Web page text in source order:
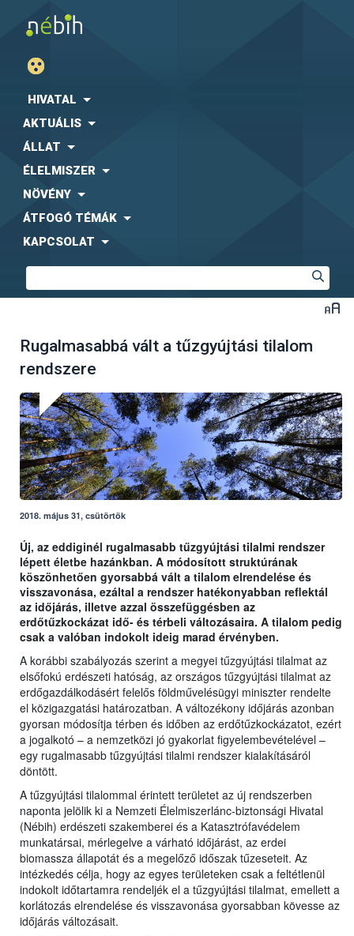
HIVATAL
AKTUÁLIS
ÁLLAT
ÉLELMISZER
NÖVÉNY
ÁTFOGÓ TÉMÁK
KAPCSOLAT
Rugalmasabbá vált a tűzgyújtási tilalom
rendszere
2018. május 31, csütörtök
Új, az eddiginél rugalmasabb tűzgyújtási tilalmi rendszer
lépett életbe hazánkban. A módosított struktúrának
köszönhetően gyorsabbá vált a tilalom elrendelése és
visszavonása, ezáltal a rendszer hatékonyabban reflektál
az időjárás, illetve azzal összefüggésben az
erdőtűzkockázat idő- és térbeli változásaira. A tilalom pedig
csak a valóban indokolt ideig marad érvényben.
A korábbi szabályozás szerint a megyei tűzgyújtási tilalmat az
elsőfokú erdészeti hatóság, az országos tűzgyújtási tilalmat az
erdőgazdálkodásért felelős földművelésügyi miniszter rendelte
el közigazgatási határozatban. A változékony időjárás azonban
gyorsan módosítja térben és időben az erdőtűzkockázatot, ezért
a jogalkotó – a nemzetközi jó gyakorlat figyelembevételével –
egy rugalmasabb tűzgyújtási tilalmi rendszer kialakításáról
döntött.
A tűzgyújtási tilalommal érintett területet az új rendszerben
naponta jelölik ki a Nemzeti Élelmiszerlánc-biztonsági Hivatal
(Nébih) erdészeti szakemberei és a Katasztrófavédelem
munkatársai, mérlegelve a várható időjárást, az erdei
biomassza állapotát és a megelőző időszak tűzeseteit. Az
intézkedés célja, hogy az egyes területeken csak a feltétlenül
indokolt időtartamra rendeljék el a tűzgyújtási tilalmat, emellett a
korlátozás elrendelése és visszavonása gyorsabban kövesse az
időjárás változásait.